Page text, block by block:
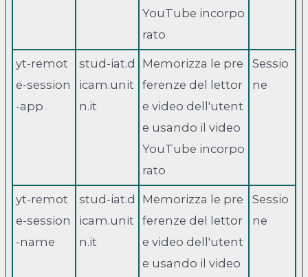
YouTube incorpo
rato
yt-remot
e-session
-app
stud-iat.d
icam.unit
n.it
Memorizza le pre
ferenze del lettor
e video dell'utent
e usando il video
YouTube incorpo
rato
Sessio
ne
yt-remot
e-session
-name
stud-iat.d
icam.unit
n.it
Memorizza le pre
ferenze del lettor
e video dell'utent
e usando il video
Sessio
ne